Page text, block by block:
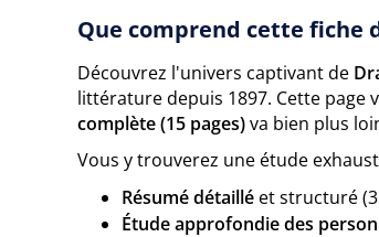
Que comprend cette fiche
Découvrez l'univers captivant de
littérature depuis 1897. Cette page
complète (15 pages)va bien plus
Vous y trouverez une étude
Résumé détaillé et structuré
Étude approfondie des